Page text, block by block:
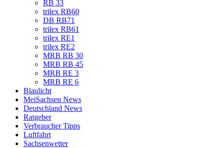
RB 33
trilex RB60
DB RB71
trilex RB61
trilex RE1
trilex RE2
MRB RB 30
MRB RB 45
MRB RE 3
MRB RE 6
Blaulicht
MeiSachsen News
Deutschland News
Ratgeber
Verbraucher Tipps
Luftfahrt
Sachsenwetter